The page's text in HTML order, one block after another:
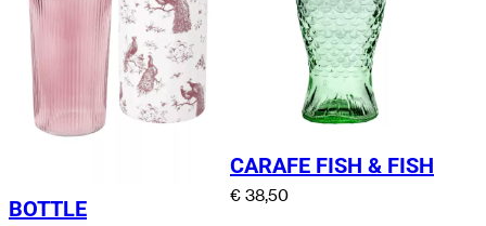
BOTTLE
CARAFE FISH & FISH
€ 38,50